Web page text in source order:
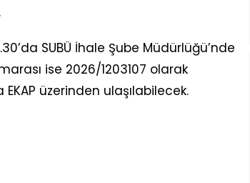
SUBÜ İhale Şube Müdürlüğü’nde
ise 2026/1203107 olarak
üzerinden ulaşılabilecek.